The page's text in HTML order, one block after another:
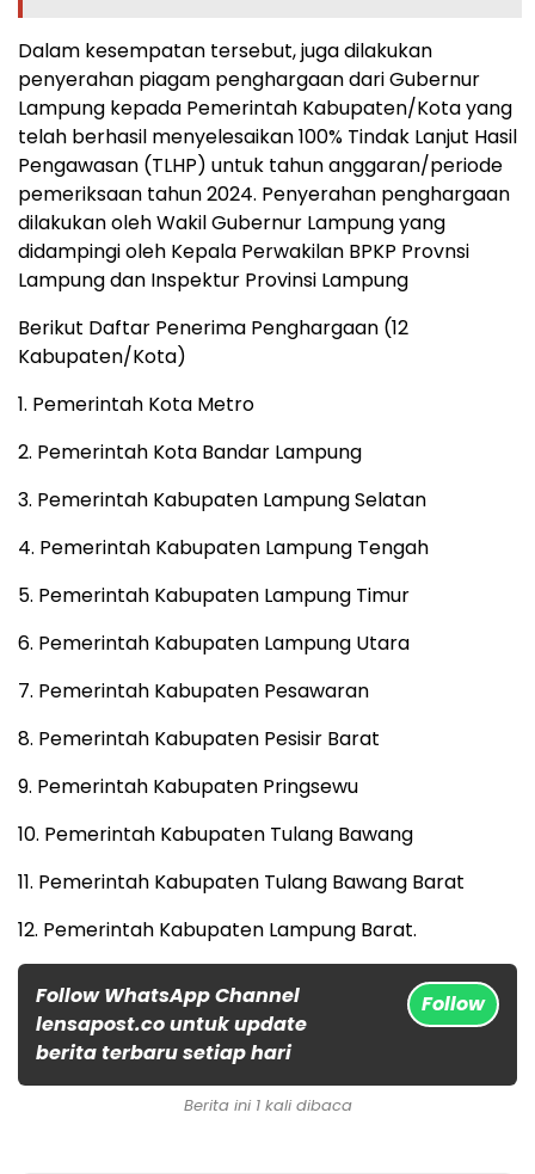
Dalam kesempatan tersebut, juga dilakukan
penyerahan piagam penghargaan dari Gubernur
Lampung kepada Pemerintah Kabupaten/Kota yang
telah berhasil menyelesaikan 100% Tindak Lanjut Hasil
Pengawasan (TLHP) untuk tahun anggaran/periode
pemeriksaan tahun 2024. Penyerahan penghargaan
dilakukan oleh Wakil Gubernur Lampung yang
didampingi oleh Kepala Perwakilan BPKP Provnsi
Lampung dan Inspektur Provinsi Lampung
Berikut Daftar Penerima Penghargaan (12
Kabupaten/Kota)
1. ​Pemerintah Kota Metro
2. ​Pemerintah Kota Bandar Lampung
3. ​Pemerintah Kabupaten Lampung Selatan
4. ​Pemerintah Kabupaten Lampung Tengah
5. ​Pemerintah Kabupaten Lampung Timur
6. ​Pemerintah Kabupaten Lampung Utara
7. ​Pemerintah Kabupaten Pesawaran
8. ​Pemerintah Kabupaten Pesisir Barat
9. ​Pemerintah Kabupaten Pringsewu
10. ​Pemerintah Kabupaten Tulang Bawang
11. ​Pemerintah Kabupaten Tulang Bawang Barat
12. ​Pemerintah Kabupaten Lampung Barat.
Follow WhatsApp Channel
lensapost.co untuk update
berita terbaru setiap hari
Follow
Berita ini 1 kali dibaca